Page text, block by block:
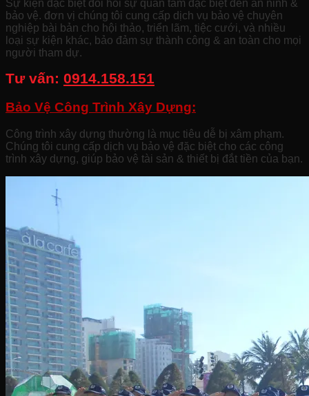
Sự kiện đặc biệt đòi hỏi sự quan tâm đặc biệt đến an ninh &
bảo vệ. đơn vị chúng tôi cung cấp dịch vụ bảo vệ chuyên
nghiệp bài bản cho hội thảo, triển lãm, tiệc cưới, và nhiều
loại sự kiện khác, bảo đảm sự thành công & an toàn cho mọi
người tham dự.
Tư vấn: 0914.158.151
Bảo Vệ Công Trình Xây Dựng:
Công trình xây dựng thường là mục tiêu dễ bị xâm phạm.
Chúng tôi cung cấp dịch vụ bảo vệ đặc biệt cho các công
trình xây dựng, giúp bảo vệ tài sản & thiết bị đắt tiền của bạn.